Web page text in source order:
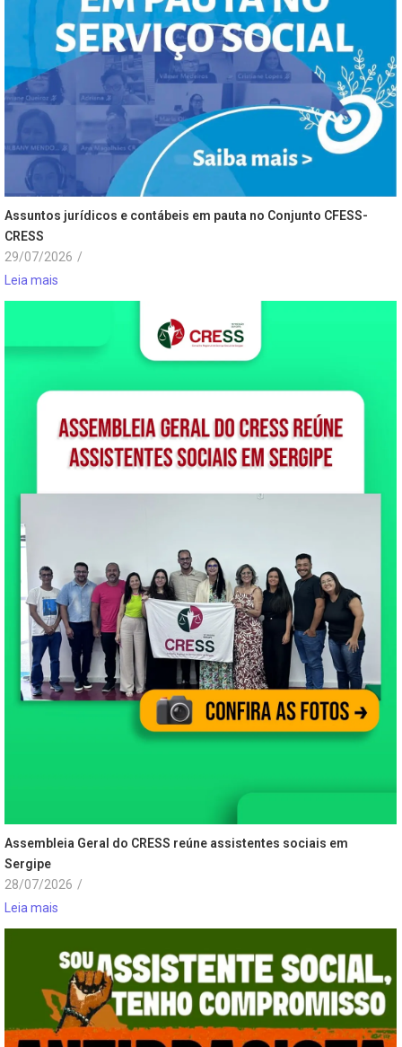
Assuntos jurídicos e contábeis em pauta no Conjunto CFESS-
CRESS
29/07/2026 /
Leia mais
Assembleia Geral do CRESS reúne assistentes sociais em
Sergipe
28/07/2026 /
Leia mais